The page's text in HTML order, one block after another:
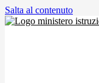
Salta al contenuto